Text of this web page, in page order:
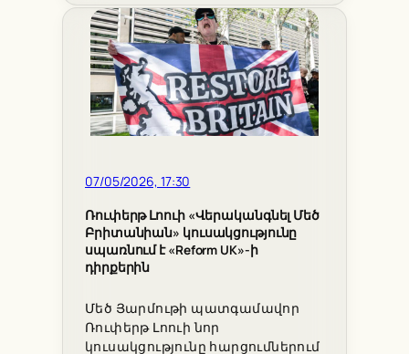
07/05/2026, 17:30
Ռուփերթ Լոուի «Վերականգնել Մեծ
Բրիտանիան» կուսակցությունը
սպառնում է «Reform UK»-ի
դիրքերին
Մեծ Յարմութի պատգամավոր
Ռուփերթ Լոուի նոր
կուսակցությունը հարցումներում